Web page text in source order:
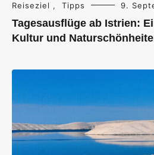
Reiseziel , Tipps 9.
Tagesausflüge ab Istrien:
Kultur und